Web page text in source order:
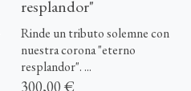
resplandor"
Rinde un tributo solemne con
nuestra corona "eterno
resplandor". ...
300,00 €